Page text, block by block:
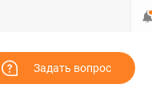
Задать вопрос